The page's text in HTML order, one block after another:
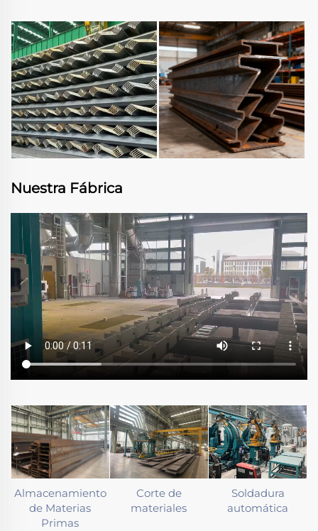
Nuestra Fábrica
Almacenamiento
de Materias
Primas
Corte de
materiales
Soldadura
automática